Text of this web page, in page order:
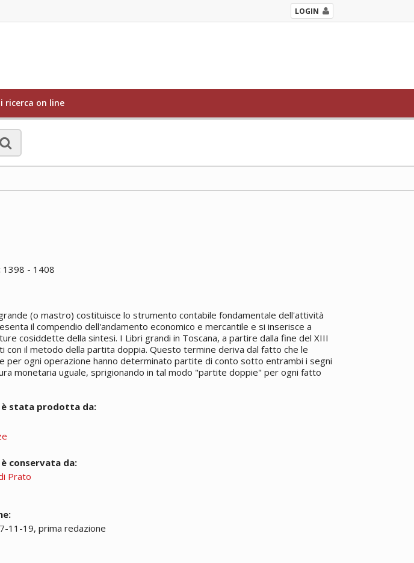
LOGIN
ricerca on line
1398 - 1408
(o mastro) costituisce lo strumento contabile fondamentale dell'attività
il compendio dell'andamento economico e mercantile e si inserisce a
cosiddette della sintesi. I Libri grandi in Toscana, a partire dalla fine del XIII
con il metodo della partita doppia. Questo termine deriva dal fatto che le
per ogni operazione hanno determinato partite di conto sotto entrambi i segni
monetaria uguale, sprigionando in tal modo "partite doppie" per ogni fatto
è stata prodotta da:
conservata da:
Prato
11-19, prima redazione